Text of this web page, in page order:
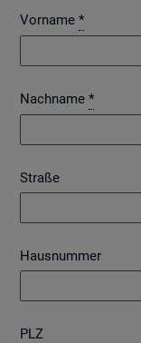
Vorname *
Nachname *
Straße
Hausnummer
PLZ